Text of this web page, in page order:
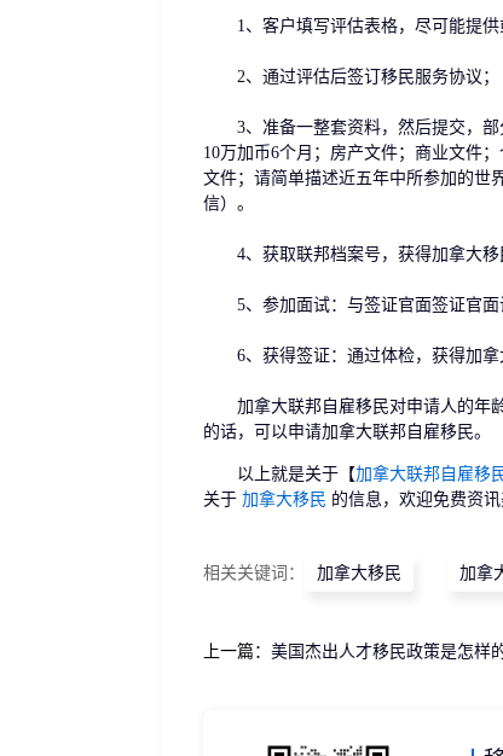
1、客户填写评估表格，尽可能提供
2、通过评估后签订移民服务协议；
3、准备一整套资料，然后提交，部
10万加币6个月；房产文件；商业文件
文件；请简单描述近五年中所参加的世
信）。
4、获取联邦档案号，获得加拿大移
5、参加面试：与签证官面签证官面
6、获得签证：通过体检，获得加拿
加拿大联邦自雇移民对申请人的年龄
的话，可以申请加拿大联邦自雇移民。
以上就是关于【加拿大联邦自雇移
关于 加拿大移民 的信息，欢迎免费资讯
相关关键词： 加拿大移民 加拿
上一篇： 美国杰出人才移民政策是怎样的